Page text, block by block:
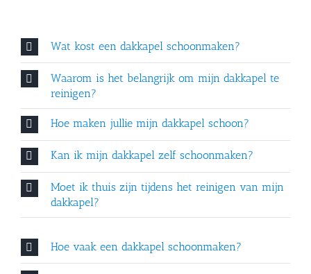
Wat kost een dakkapel schoonmaken?
Waarom is het belangrijk om mijn dakkapel te
reinigen?
Hoe maken jullie mijn dakkapel schoon?
Kan ik mijn dakkapel zelf schoonmaken?
Moet ik thuis zijn tijdens het reinigen van mijn
dakkapel?
Hoe vaak een dakkapel schoonmaken?